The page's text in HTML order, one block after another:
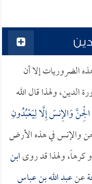
الضروريات إلا أن
ولهذا قال الله
وَالإِنسَ إِلَّا لِيَعْبُدُونِ
الجن والإنس في هذه الأرض
كرهاً، ولهذا قد روىابن
عنعبد الله بن عباس